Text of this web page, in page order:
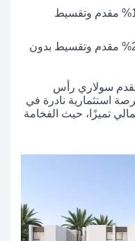
خطة 8 سنوات بخصم 10%: 10% مقدم وتقسيط
خطة 6 سنوات بخصم 20%: 20% مقدم وتقسيط بدون
تقدم سولاري رأس
استثمارية نادرة في
تميزًا، حيث الفخامة